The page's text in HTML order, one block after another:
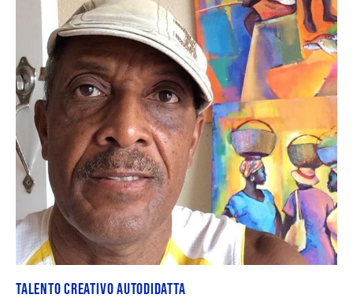
Talento creativo autodidatta